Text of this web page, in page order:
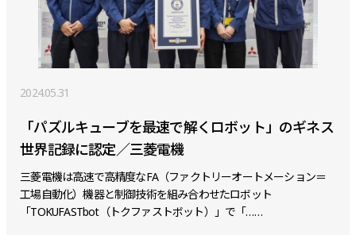
2024.05.31
「パズルキューブを最速で解くロボット」のギネス
世界記録に認定／三菱電機
三菱電機は高速で高精度なFA（ファクトリーオートメーション＝
工場自動化）機器と制御技術を組み合わせたロボット
「TOKUFASTbot（トクファストボット）」で「……